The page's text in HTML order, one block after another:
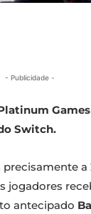
- Publicidade -
Switch.
a
jogadores
antecipado